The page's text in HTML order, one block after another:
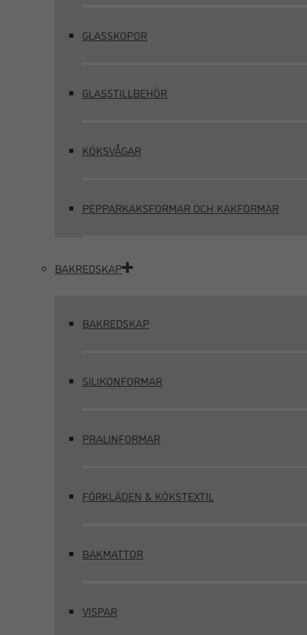
GLASSKOPOR
GLASSTILLBEHÖR
KÖKSVÅGAR
PEPPARKAKSFORMAR OCH KAKFORMAR
BAKREDSKAP
BAKREDSKAP
SILIKONFORMAR
PRALINFORMAR
FÖRKLÄDEN & KÖKSTEXTIL
BAKMATTOR
VISPAR